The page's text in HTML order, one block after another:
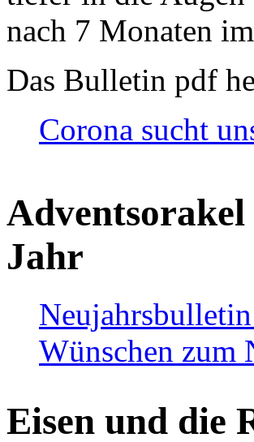
nach 7 Monaten
Das Bulletin pdf
Corona sucht
Adventsorakel
Jahr
Wünschen zum
Eisen und die